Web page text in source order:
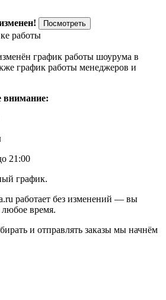
Посмотреть
работы
график работы шоурума в
график работы менеджеров и
внимание:
21:00
график.
работает без изменений — вы
любое время.
и отправлять заказы мы начнём